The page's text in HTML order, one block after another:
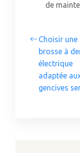
de
Choisir une
brosse à
électrique
adaptée
gencives